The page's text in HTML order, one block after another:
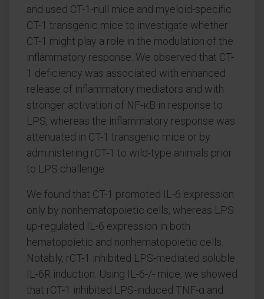
and used CT-1-null mice and myeloid-specific
CT-1 transgenic mice to investigate whether
CT-1 might play a role in the modulation of the
inflammatory response. We observed that CT-
1 deficiency was associated with enhanced
release of inflammatory mediators and with
stronger activation of NF-κB in response to
LPS, whereas the inflammatory response was
attenuated in CT-1 transgenic mice or by
administering rCT-1 to wild-type animals prior
to LPS challenge.
We found that CT-1 promoted IL-6 expression
only by nonhematopoietic cells, whereas LPS
up-regulated IL-6 expression in both
hematopoietic and nonhematopoietic cells.
Notably, rCT-1 inhibited LPS-mediated soluble
IL-6R induction. Using IL-6-/- mice, we showed
that rCT-1 inhibited LPS-induced TNF-α and